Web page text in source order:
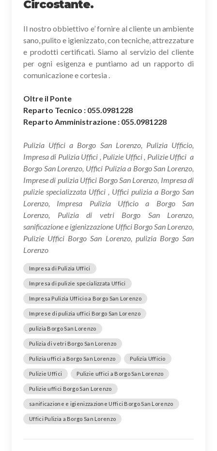
Circostante.
Il nostro obbiettivo e’ fornire al cliente un ambiente
sano, pulito e igienizzato, con tecniche, attrezzature
e prodotti certificati. Siamo al servizio del cliente
per ogni esigenza e puntiamo ad un rapporto di
comunicazione e cortesia .
Oltre il Ponte
Reparto Tecnico : 055.0981228
Reparto Amministrazione : 055.0981228
Pulizia Uffici a Borgo San Lorenzo, Pulizia Ufficio,
Impresa di Pulizia Uffici , Pulizie Uffici , Pulizie Uffici a
Borgo San Lorenzo, Uffici Pulizia a Borgo San Lorenzo,
Imprese di pulizia Uffici Borgo San Lorenzo, Impresa di
pulizie specializzata Uffici , Uffici pulizia a Borgo San
Lorenzo, Impresa Pulizia Ufficio a Borgo San
Lorenzo, Pulizia di vetri Borgo San Lorenzo,
sanificazione e igienizzazione Uffici Borgo San Lorenzo,
Pulizie Uffici Borgo San Lorenzo, pulizia Borgo San
Lorenzo
Impresa di Pulizia Uffici
Impresa di pulizie specializzata Uffici
Impresa Pulizia Ufficio a Borgo San Lorenzo
Imprese di pulizia uffici Borgo San Lorenzo
pulizia Borgo San Lorenzo
Pulizia di vetri Borgo San Lorenzo
Pulizia uffici a Borgo San Lorenzo Pulizia Ufficio
Pulizie Uffici Pulizie uffici a Borgo San Lorenzo
Pulizie uffici Borgo San Lorenzo
sanificazione e igienizzazione Uffici Borgo San Lorenzo
Uffici Pulizia a Borgo San Lorenzo